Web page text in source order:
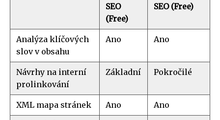
SEO
(Free)
SEO (Free)
Analýza klíčových
slov v obsahu
Ano Ano
Návrhy na interní
prolinkování
Základní Pokročilé
XML mapa stránek Ano Ano